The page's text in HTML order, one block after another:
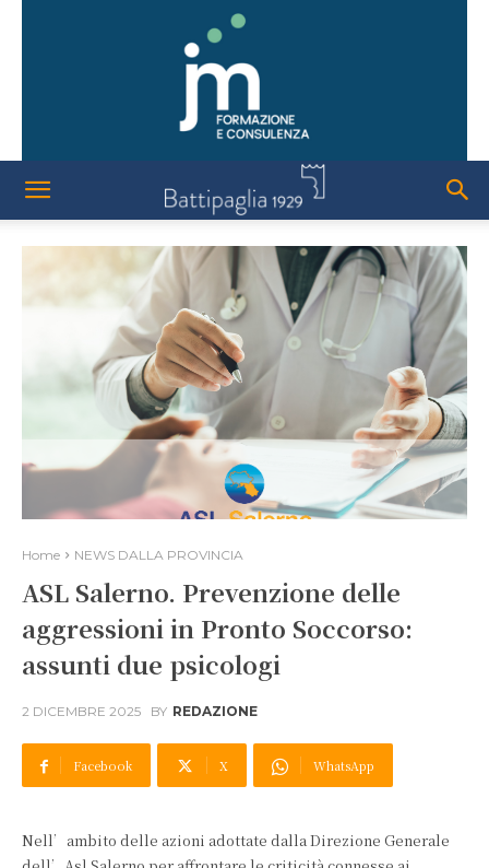
Home NEWS DALLA PROVINCIA
ASL Salerno. Prevenzione delle
aggressioni in Pronto Soccorso:
assunti due psicologi
2 DICEMBRE 2025 BY REDAZIONE
Facebook X WhatsApp
Nell’ambito delle azioni adottate dalla Direzione Generale